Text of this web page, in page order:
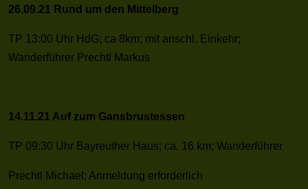
26.09.21 Rund um den Mittelberg
TP 13:00 Uhr HdG; ca 8km; mit anschl. Einkehr;
Wanderführer Prechtl Markus
14.11.21 Auf zum Gansbrustessen
TP 09:30 Uhr Bayreuther Haus; ca. 16 km; Wanderführer
Prechtl Michael; Anmeldung erforderlich